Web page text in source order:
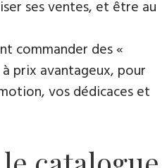
ses ventes, et être au
commander des «
prix avantageux, pour
vos dédicaces et